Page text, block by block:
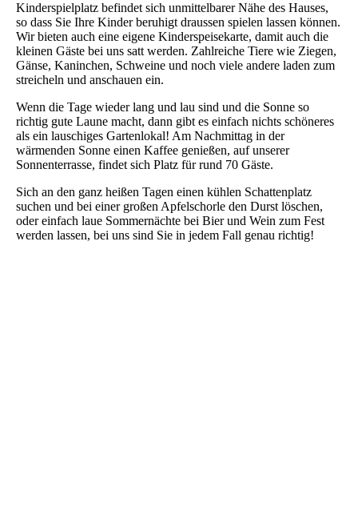
Kinderspielplatz befindet sich unmittelbarer Nähe des Hauses,
so dass Sie Ihre Kinder beruhigt draussen spielen lassen können.
Wir bieten auch eine eigene Kinderspeisekarte, damit auch die
kleinen Gäste bei uns satt werden. Zahlreiche Tiere wie Ziegen,
Gänse, Kaninchen, Schweine und noch viele andere laden zum
streicheln und anschauen ein.
Wenn die Tage wieder lang und lau sind und die Sonne so
richtig gute Laune macht, dann gibt es einfach nichts schöneres
als ein lauschiges Gartenlokal! Am Nachmittag in der
wärmenden Sonne einen Kaffee genießen, auf unserer
Sonnenterrasse, findet sich Platz für rund 70 Gäste.
Sich an den ganz heißen Tagen einen kühlen Schattenplatz
suchen und bei einer großen Apfelschorle den Durst löschen,
oder einfach laue Sommernächte bei Bier und Wein zum Fest
werden lassen, bei uns sind Sie in jedem Fall genau richtig!